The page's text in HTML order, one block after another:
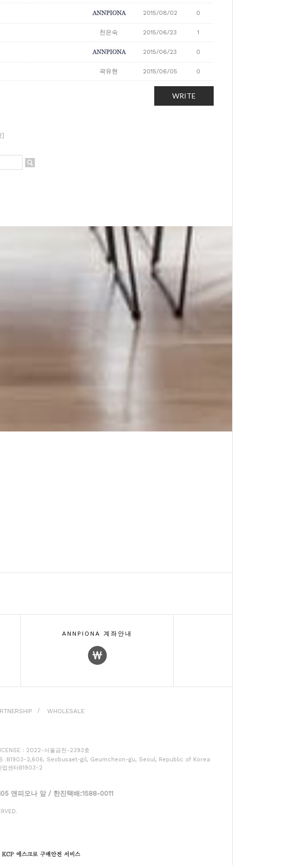
2015/08/02 0
천은숙 2015/06/23 1
2015/06/23 0
곽유현 2015/06/05 0
WRITE
]
ANNPIONA 계좌안내
/ WHOLESALE
: 2022-서울금천-2393호
:B1903-2,606, Seobusaet-gil, Geumcheon-gu, Seoul, Republic of Korea
업센터B1903-2
앤피오나 앞 / 한진택배:1588-0011